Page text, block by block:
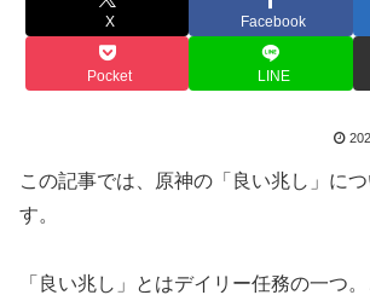
X Facebook
Pocket LINE
この記事では、原神の「良い兆し」に
す。
「良い兆し」とはデイリー任務の一つ